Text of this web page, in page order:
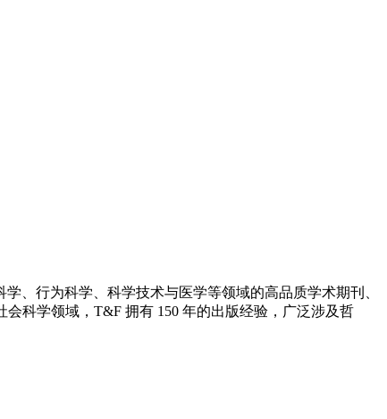
、行为科学、科学技术与医学等领域的高品质学术期刊、
科学领域，T&F 拥有 150 年的出版经验，广泛涉及哲